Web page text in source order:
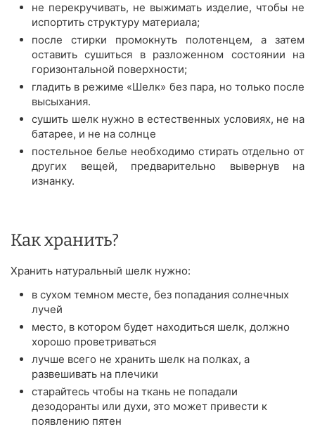
не перекручивать, не выжимать изделие, чтобы не
испортить структуру материала;
после стирки промокнуть полотенцем, а затем
оставить сушиться в разложенном состоянии на
горизонтальной поверхности;
гладить в режиме «Шелк» без пара, но только после
высыхания.
сушить шелк нужно в естественных условиях, не на
батарее, и не на солнце
постельное белье необходимо стирать отдельно от
других вещей, предварительно вывернув на
изнанку.
Как хранить?
Хранить натуральный шелк нужно:
в сухом темном месте, без попадания солнечных
лучей
место, в котором будет находиться шелк, должно
хорошо проветриваться
лучше всего не хранить шелк на полках, а
развешивать на плечики
старайтесь чтобы на ткань не попадали
дезодоранты или духи, это может привести к
появлению пятен